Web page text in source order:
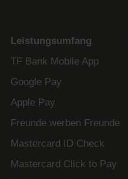
Leistungsumfang
TF Bank Mobile App
Google Pay
Apple Pay
Freunde werben Freunde
Mastercard ID Check
Mastercard Click to Pay